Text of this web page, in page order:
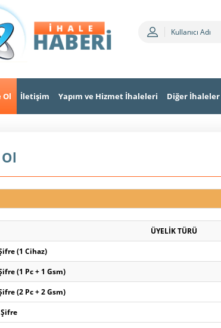
Ol İletişim Yapım ve Hizmet İhaleleri Diğer İhaleler
ÜYELİK TÜRÜ
(1 Cihaz)
(1 Pc + 1 Gsm)
(2 Pc + 2 Gsm)